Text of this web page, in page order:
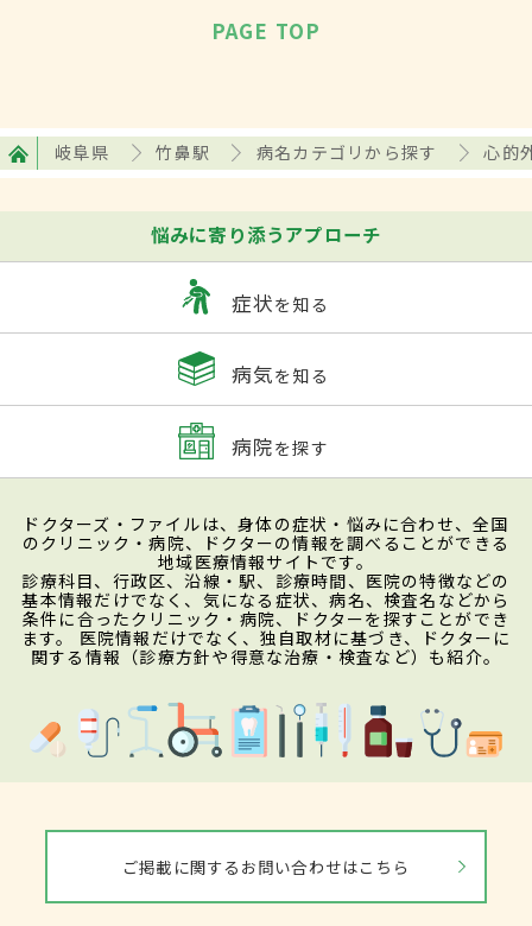
PAGE TOP
岐阜県 竹鼻駅 病名カテゴリから探す 心的
悩みに寄り添うアプローチ
症状を知る
病気を知る
病院を探す
ドクターズ・ファイルは、身体の症状・悩みに合わせ、全国
のクリニック・病院、ドクターの情報を調べることができる
地域医療情報サイトです。
診療科目、行政区、沿線・駅、診療時間、医院の特徴などの
基本情報だけでなく、気になる症状、病名、検査名などから
条件に合ったクリニック・病院、ドクターを探すことができ
ます。 医院情報だけでなく、独自取材に基づき、ドクターに
関する情報（診療方針や得意な治療・検査など）も紹介。
ご掲載に関するお問い合わせはこちら